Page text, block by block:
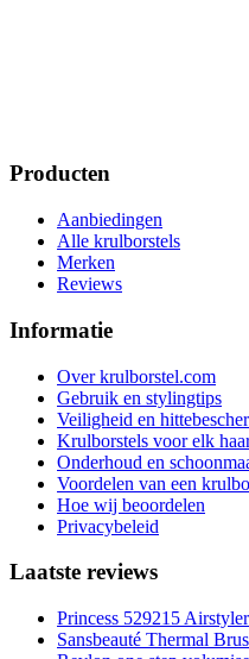
Producten
Aanbiedingen
Alle krulborstels
Merken
Reviews
Informatie
Over krulborstel.com
Gebruik en stylingtips
Veiligheid en
Krulborstels voor elk
Onderhoud en
Voordelen van een
Hoe wij beoordelen
Privacybeleid
Laatste reviews
Princess 529215
Sansbeauté Thermal